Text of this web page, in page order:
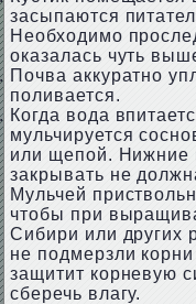
засыпаются
Необходимо
оказалась чуть
Почва аккуратно
поливается.
Когда вода
мульчируется
или щепой. Нижние
закрывать не
Мульчей
чтобы при
Сибири или других
не подмерзли
защитит корневую
сберечь влагу.